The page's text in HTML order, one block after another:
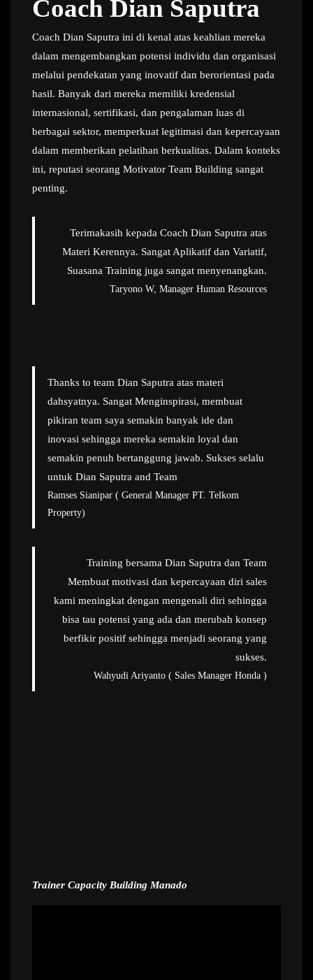
Coach Dian Saputra
Coach Dian Saputra ini di kenal atas keahlian mereka
dalam mengembangkan potensi individu dan organisasi
melalui pendekatan yang inovatif dan berorientasi pada
hasil. Banyak dari mereka memiliki kredensial
internasional, sertifikasi, dan pengalaman luas di
berbagai sektor, memperkuat legitimasi dan kepercayaan
dalam memberikan pelatihan berkualitas. Dalam konteks
ini, reputasi seorang Motivator Team Building sangat
penting.
Terimakasih kepada Coach Dian Saputra atas
Materi Kerennya. Sangat Aplikatif dan Variatif,
Suasana Training juga sangat menyenangkan.
Taryono W, Manager Human Resources
Thanks to team Dian Saputra atas materi
dahsyatnya. Sangat Menginspirasi, membuat
pikiran team saya semakin banyak ide dan
inovasi sehingga mereka semakin loyal dan
semakin penuh bertanggung jawab. Sukses selalu
untuk Dian Saputra and Team
Ramses Sianipar ( General Manager PT. Telkom
Property)
Training bersama Dian Saputra dan Team
Membuat motivasi dan kepercayaan diri sales
kami meningkat dengan mengenali diri sehingga
bisa tau potensi yang ada dan merubah konsep
berfikir positif sehingga menjadi seorang yang
sukses.
Wahyudi Ariyanto ( Sales Manager Honda )
Trainer Capacity Building Manado